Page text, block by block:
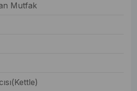
Mutfak